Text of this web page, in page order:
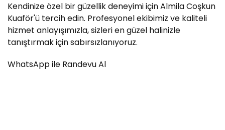
Kendinize özel bir güzellik deneyimi için Almila Coşkun
Kuaför'ü tercih edin. Profesyonel ekibimiz ve kaliteli
hizmet anlayışımızla, sizleri en güzel halinizle
tanıştırmak için sabırsızlanıyoruz.
WhatsApp ile Randevu Al